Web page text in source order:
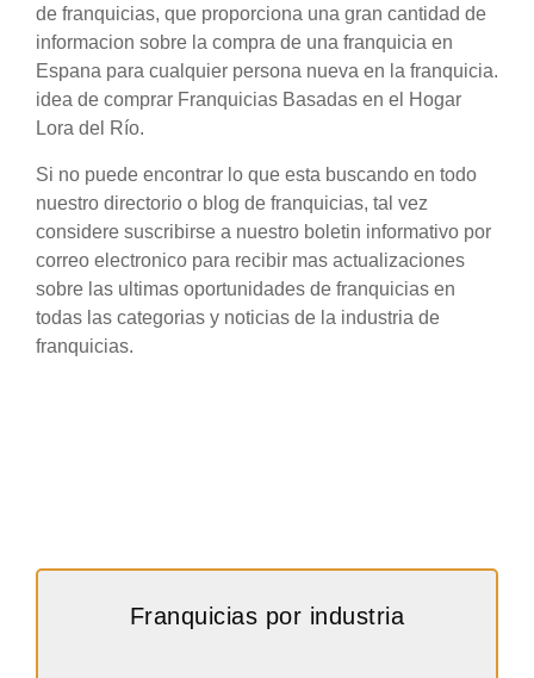
de franquicias, que proporciona una gran cantidad de
informacion sobre la compra de una franquicia en
Espana para cualquier persona nueva en la franquicia.
idea de comprar Franquicias Basadas en el Hogar
Lora del Río.
Si no puede encontrar lo que esta buscando en todo
nuestro directorio o blog de franquicias, tal vez
considere suscribirse a nuestro boletin informativo por
correo electronico para recibir mas actualizaciones
sobre las ultimas oportunidades de franquicias en
todas las categorias y noticias de la industria de
franquicias.
Franquicias por industria